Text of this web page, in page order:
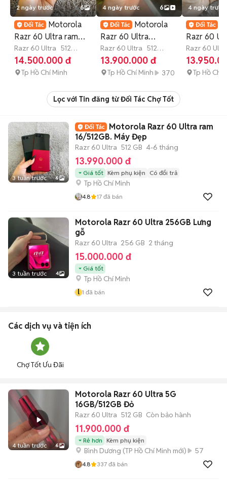
2 ngày trước 6
Motorola
Razr 60 Ultra ram
16/512GB .Like new
99%
Razr 60 Ultra 512
GB 4-6 tháng
14.500.000 đ
Tp Hồ Chí Minh
4 ngày trước 6
Motorola
Razr 60 Ultra
(16/512GB) | Hỗ trợ
trả gop
Razr 60 Ultra 512
GB 4-6 tháng
13.900.000 đ
Tp Hồ Chí Minh 370
4 ngày trước
Razr 60
16/
Rêu
Razr 60
GB 4-6
Tp Hồ Chí
Lọc với Tin đăng từ Đối Tác Chợ Tốt
3 tuần trước 6
Motorola Razr 60 Ultra ram
16/512GB. Máy Đẹp
Razr 60 Ultra 512 GB 4-6 tháng
13.990.000 đ
Giá tốt Kèm phụ kiện Có đổi trả
Tp Hồ Chí Minh
4.8 17 đã bán
3 tuần trước 4
Motorola Razr 60 Ultra 256GB Lưng
gỗ
Razr 60 Ultra 256 GB 2 tháng
15.000.000 đ
Giá tốt
Tp Hồ Chí Minh
l 1 đã bán
Các dịch vụ và tiện ích
Chợ Tốt Ưu Đãi
4 tuần trước 6
Motorola Razr 60 Ultra 5G
16GB/512GB Đỏ
Razr 60 Ultra 512 GB Còn bảo hành
11.900.000 đ
Rẻ hơn Kèm phụ kiện
Bình Dương (TP Hồ Chí Minh mới) 57
4.8 337 đã bán